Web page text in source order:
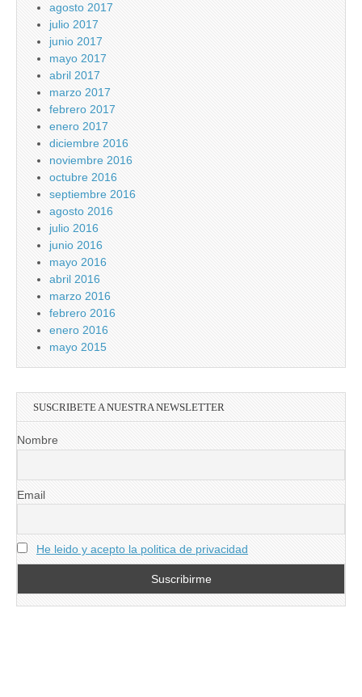
agosto 2017
julio 2017
junio 2017
mayo 2017
abril 2017
marzo 2017
febrero 2017
enero 2017
diciembre 2016
noviembre 2016
octubre 2016
septiembre 2016
agosto 2016
julio 2016
junio 2016
mayo 2016
abril 2016
marzo 2016
febrero 2016
enero 2016
mayo 2015
SUSCRIBETE A NUESTRA NEWSLETTER
Nombre
Email
He leido y acepto la politica de privacidad